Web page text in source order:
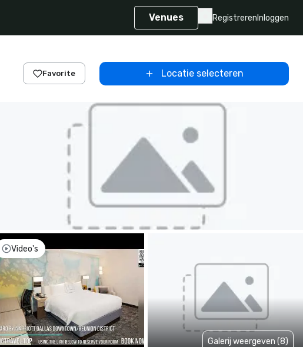
Venues Registreren Inloggen
Favorite Locatie selecteren
Video's
Galerij weergeven (8)